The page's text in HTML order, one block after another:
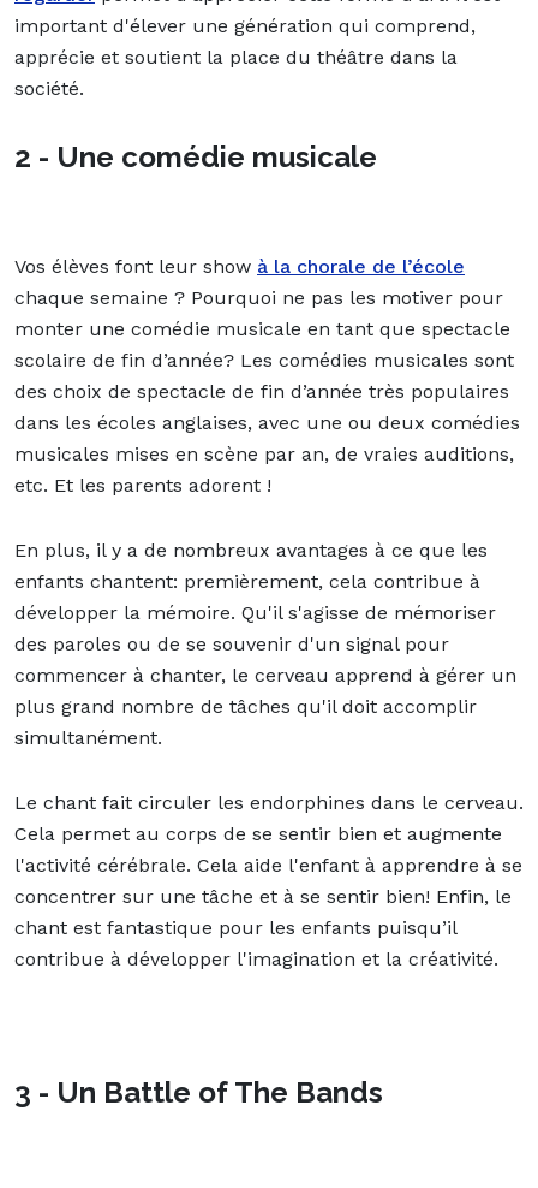
important d'élever une génération qui comprend,
apprécie et soutient la place du théâtre dans la
société.
2 - Une comédie musicale
Vos élèves font leur show à la chorale de l’école
chaque semaine ? Pourquoi ne pas les motiver pour
monter une comédie musicale en tant que spectacle
scolaire de fin d’année? Les comédies musicales sont
des choix de spectacle de fin d’année très populaires
dans les écoles anglaises, avec une ou deux comédies
musicales mises en scène par an, de vraies auditions,
etc. Et les parents adorent !
En plus, il y a de nombreux avantages à ce que les
enfants chantent: premièrement, cela contribue à
développer la mémoire. Qu'il s'agisse de mémoriser
des paroles ou de se souvenir d'un signal pour
commencer à chanter, le cerveau apprend à gérer un
plus grand nombre de tâches qu'il doit accomplir
simultanément.
Le chant fait circuler les endorphines dans le cerveau.
Cela permet au corps de se sentir bien et augmente
l'activité cérébrale. Cela aide l'enfant à apprendre à se
concentrer sur une tâche et à se sentir bien! Enfin, le
chant est fantastique pour les enfants puisqu’il
contribue à développer l'imagination et la créativité.
3 - Un Battle of The Bands